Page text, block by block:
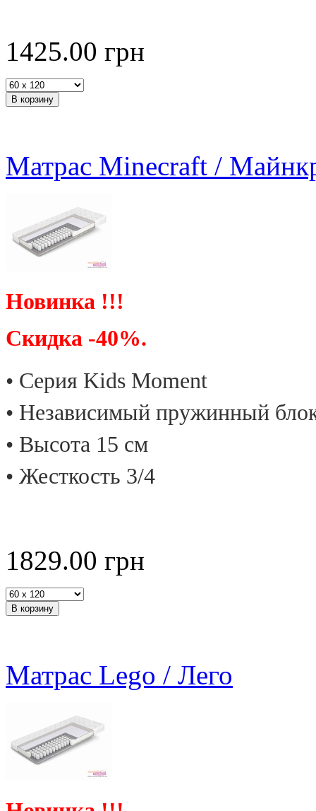
1425.00 грн
Матрас Minecraft /
Новинка !!!
Скидка -40%.
• Cерия Kids Moment
• Независимый пружинный
• Высота 15 см
• Жесткость 3/4
1829.00 грн
Матрас Lego / Лего